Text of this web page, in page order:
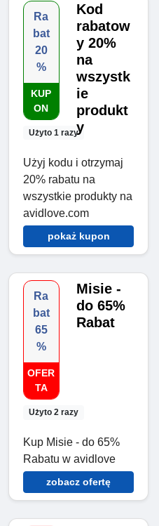
Ra
bat
20
%
KUP
ON
Użyto 1 razy
Kod
rabatow
y 20%
na
wszystk
ie
produkt
y
Użyj kodu i otrzymaj
20% rabatu na
wszystkie produkty na
avidlove.com
pokaż kupon
Ra
bat
65
%
OFER
TA
Użyto 2 razy
Misie -
do 65%
Rabat
Kup Misie - do 65%
Rabatu w avidlove
zobacz ofertę